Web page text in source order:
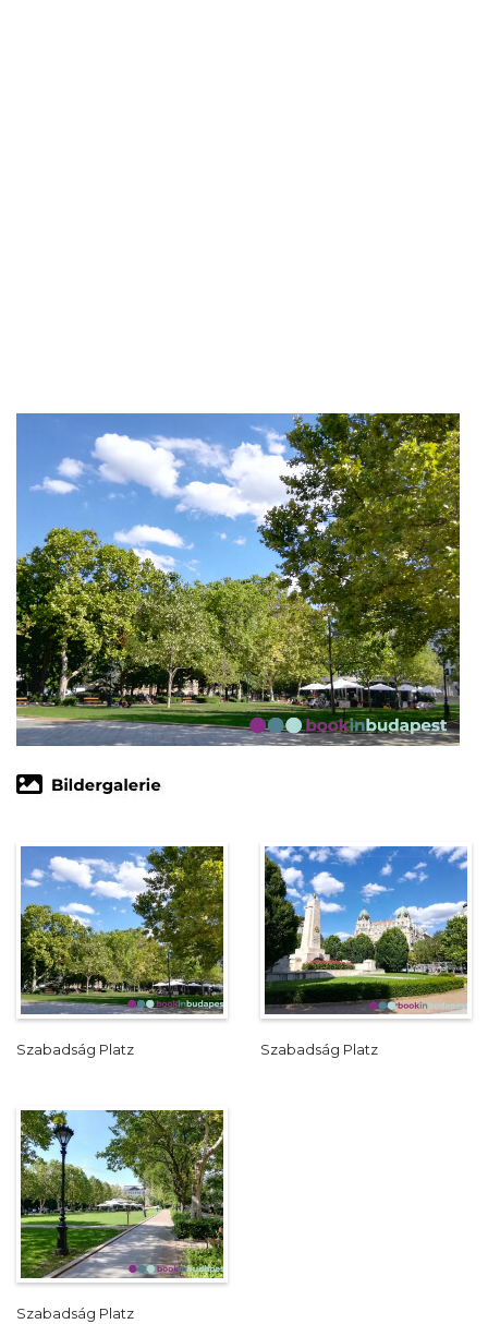
Szabadság Platz Szabadság Platz
Szabadság Platz